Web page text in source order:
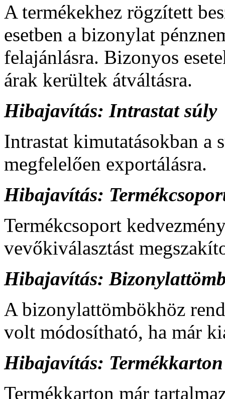
A termékekhez rögzített
esetben a bizonylat
felajánlásra. Bizonyos
árak kerültek átváltásra.
Hibajavítás: Intrastat súly
Intrastat kimutatásokban a
megfelelően exportálásra.
Hibajavítás:
Termékcsoport
vevőkiválasztást
Hibajavítás:
A bizonylattömbökhöz
volt módosítható, ha már
Hibajavítás: Termékkarton
Termékkarton már